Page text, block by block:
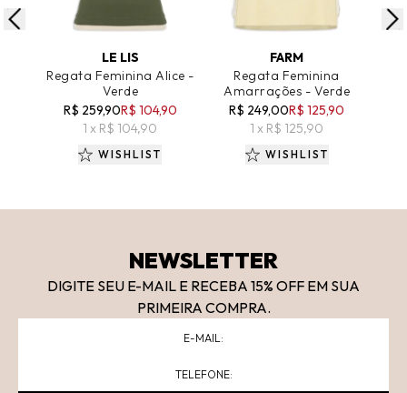
ADICIONAR AO CARRINHO
LE LIS
Regata Feminina Alice -
Verde
R$ 259,90R$ 104,90
1 x R$ 104,90
WISHLIST
ADICIONAR AO CARRINHO
FARM
Regata Feminina
Amarrações - Verde
R$ 249,00R$ 125,90
1 x R$ 125,90
WISHLIST
NEWSLETTER
DIGITE SEU E-MAIL E RECEBA 15% OFF EM SUA
PRIMEIRA COMPRA.